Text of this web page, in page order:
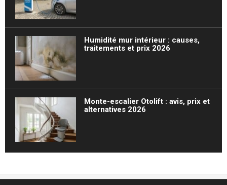
Humidité mur intérieur : causes,
traitements et prix 2026
Monte-escalier Otolift : avis, prix et
alternatives 2026